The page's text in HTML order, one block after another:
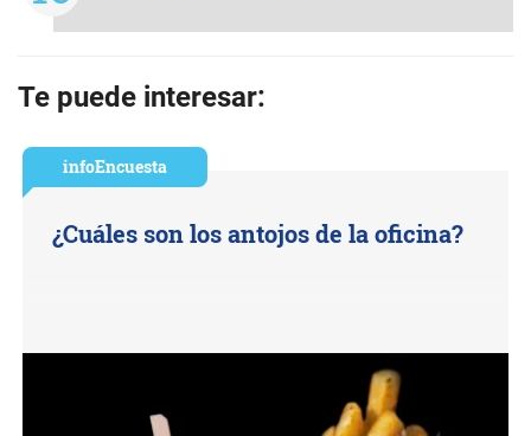
Te puede interesar:
infoEncuesta
¿Cuáles son los antojos de la oficina?